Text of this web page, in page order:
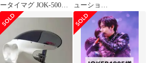
ータイマグ JOK-500
0.5L
ューショ
ン/T.M.Revolution■
triple joker
【ARCJ76/49480250076
34】Y74832